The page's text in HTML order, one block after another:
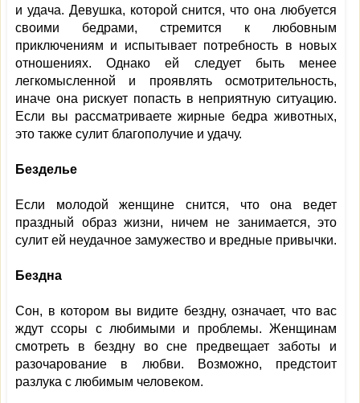
и удача. Девушка, которой снится, что она любуется
своими бедрами, стремится к любовным
приключениям и испытывает потребность в новых
отношениях. Однако ей следует быть менее
легкомысленной и проявлять осмотрительность,
иначе она рискует попасть в неприятную ситуацию.
Если вы рассматриваете жирные бедра животных,
это также сулит благополучие и удачу.
Безделье
Если молодой женщине снится, что она ведет
праздный образ жизни, ничем не занимается, это
сулит ей неудачное замужество и вредные привычки.
Бездна
Сон, в котором вы видите бездну, означает, что вас
ждут ссоры с любимыми и проблемы. Женщинам
смотреть в бездну во сне предвещает заботы и
разочарование в любви. Возможно, предстоит
разлука с любимым человеком.